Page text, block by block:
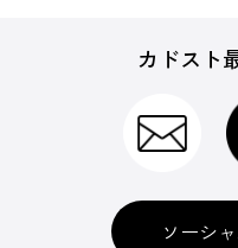
カドスト
ソーシ